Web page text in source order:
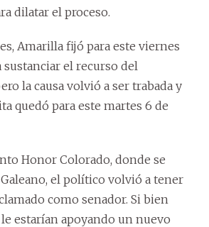
dilatar el proceso.
Amarilla fijó para este viernes
sustanciar el recurso del
la causa volvió a ser trabada y
quedó para este martes 6 de
Honor Colorado, donde se
el político volvió a tener
como senador. Si bien
estarían apoyando un nuevo